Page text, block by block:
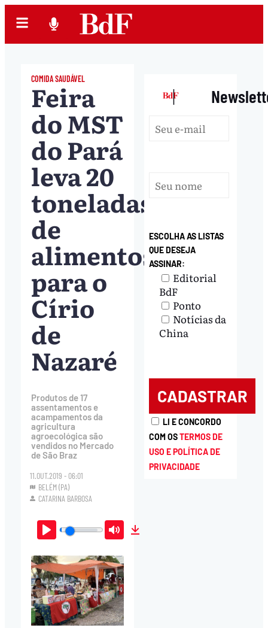
COMIDA SAUDÁVEL
Feira
do MST
do Pará
leva 20
toneladas
de
alimentos
para o
Círio
de
Nazaré
Produtos de 17
assentamentos e
acampamentos da
agricultura
agroecológica são
vendidos no Mercado
de São Braz
11.OUT.2019 - 06:01
BELÉM (PA)
CATARINA BARBOSA
Play Mute
|
ESCOLHA AS LISTAS
QUE DESEJA
ASSINAR:
Editorial
BdF
Ponto
Notícias da
China
LI E CONCORDO
COM OSTERMOS DE
USO E POLÍTICA DE
PRIVACIDADE